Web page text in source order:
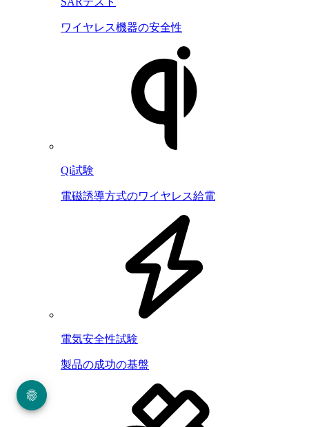
ワイヤレス機器の安全性
Qi試験
電磁誘導方式のワイヤレス給電
電気安全性試験
製品の成功の基盤